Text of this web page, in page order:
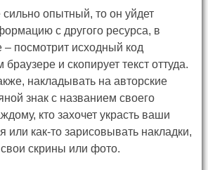
опытный, то он уйдет
с другого ресурса, в
– посмотрит исходный код
и скопирует текст оттуда.
накладывать на авторские
знак с названием своего
кто захочет украсть ваши
или как-то зарисовывать накладки,
скрины или фото.